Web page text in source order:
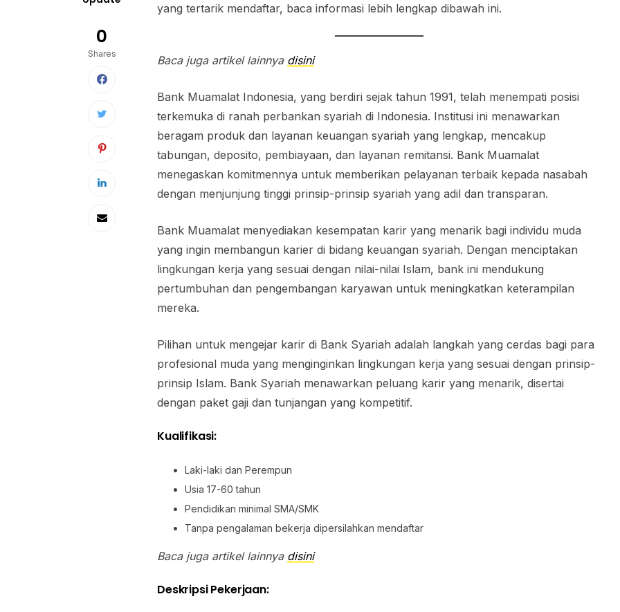
0
Shares
yang tertarik mendaftar, baca informasi lebih lengkap dibawah ini.
Baca juga artikel lainnya disini
Bank Muamalat Indonesia, yang berdiri sejak tahun 1991, telah menempati posisi
terkemuka di ranah perbankan syariah di Indonesia. Institusi ini menawarkan
beragam produk dan layanan keuangan syariah yang lengkap, mencakup
tabungan, deposito, pembiayaan, dan layanan remitansi. Bank Muamalat
menegaskan komitmennya untuk memberikan pelayanan terbaik kepada nasabah
dengan menjunjung tinggi prinsip-prinsip syariah yang adil dan transparan.
Bank Muamalat menyediakan kesempatan karir yang menarik bagi individu muda
yang ingin membangun karier di bidang keuangan syariah. Dengan menciptakan
lingkungan kerja yang sesuai dengan nilai-nilai Islam, bank ini mendukung
pertumbuhan dan pengembangan karyawan untuk meningkatkan keterampilan
mereka.
Pilihan untuk mengejar karir di Bank Syariah adalah langkah yang cerdas bagi para
profesional muda yang menginginkan lingkungan kerja yang sesuai dengan prinsip-
prinsip Islam. Bank Syariah menawarkan peluang karir yang menarik, disertai
dengan paket gaji dan tunjangan yang kompetitif.
Kualifikasi:
Laki-laki dan Perempun
Usia 17-60 tahun
Pendidikan minimal SMA/SMK
Tanpa pengalaman bekerja dipersilahkan mendaftar
Baca juga artikel lainnya disini
Deskripsi Pekerjaan: